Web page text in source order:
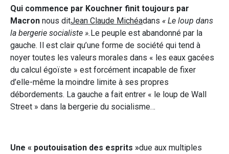
Qui commence par Kouchner finit toujours par
Macron nous ditJean Claude Michéadans « Le loup dans
la bergerie socialiste ».Le peuple est abandonné par la
gauche. Il est clair qu’une forme de société qui tend à
noyer toutes les valeurs morales dans « les eaux gacées
du calcul égoïste » est forcément incapable de fixer
d’elle-même la moindre limite à ses propres
débordements. La gauche a fait entrer « le loup de Wall
Street » dans la bergerie du socialisme…
Une « poutouisation des esprits »due aux multiples